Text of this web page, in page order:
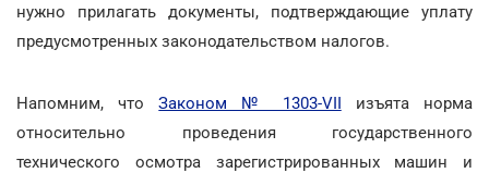
нужно прилагать документы, подтверждающие уплату
предусмотренных законодательством налогов.
Напомним, чтоЗаконом № 1303-VII изъята норма
относительно проведения государственного
технического осмотра зарегистрированных машин и